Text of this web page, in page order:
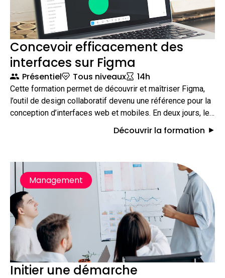
Concevoir efficacement des
interfaces sur Figma
Présentiel Tous niveaux 14h
Cette formation permet de découvrir et maîtriser Figma,
l’outil de design collaboratif devenu une référence pour la
conception d’interfaces web et mobiles. En deux jours, les
participants apprennent à concevoir des maquettes
les équipes projets et techniques.
Découvrir la formation
Management
Initier une démarche